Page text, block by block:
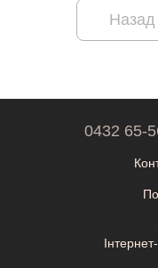
Назад
0432 65-